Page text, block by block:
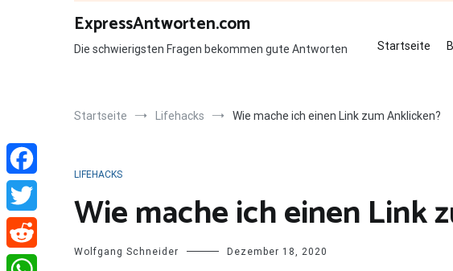
ExpressAntworten.com
Die schwierigsten Fragen bekommen gute Antworten Startseite
Startseite Lifehacks Wie mache ich einen Link zum Anklicken?
LIFEHACKS
Wie mache ich einen Link
Wolfgang Schneider Dezember 18, 2020
Facebook
Twitter
Reddit